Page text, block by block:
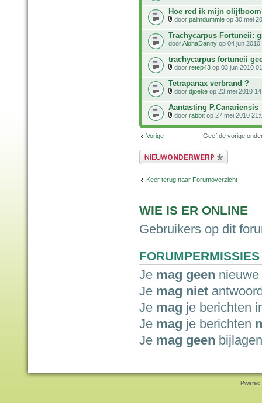
Hoe red ik mijn
door palmdummie op 30 mei
Trachycarpus Fortuneii:
doorAlohaDanny op 04 jun 2010
trachycarpus fortuneii
door retep43 op 03 jun 2010
Tetrapanax verbrand ?
door djoeke op 23 mei 2010
Aantasting P.Canariensis
door rabbit op 27 mei 2010
Vorige Geef de vorige
Plaats een nieuw bericht
Keer terug naar Forumoverzicht
WIE IS ER ONLINE
Gebruikers op dit
FORUMPERMISSIES
Je mag geen
Je mag niet
Je mag je berichten
Je mag je berichten
Je mag geen